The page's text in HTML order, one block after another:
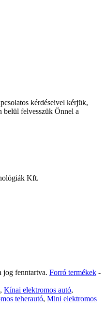
kérdéseivel kérjük,
belül felvesszük Önnel a
Kft.
fenntartva. Forró termékek -
, Kínai elektromos autó,
teherautó, Mini elektromos